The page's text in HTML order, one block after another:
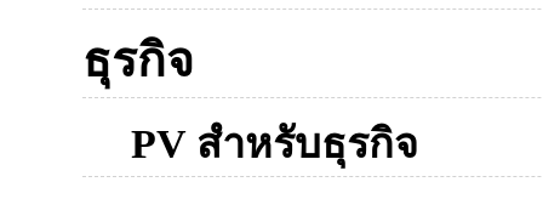
ธุรกิจ
PV สำหรับธุรกิจ